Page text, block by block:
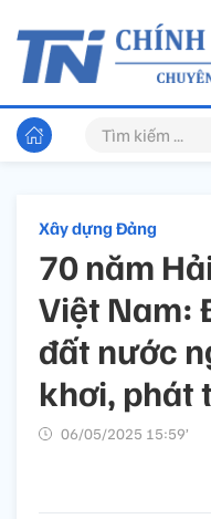
Xây dựng Đảng
70 năm
Việt Nam:
đất nước
khơi, phát
06/05/2025 15:59’